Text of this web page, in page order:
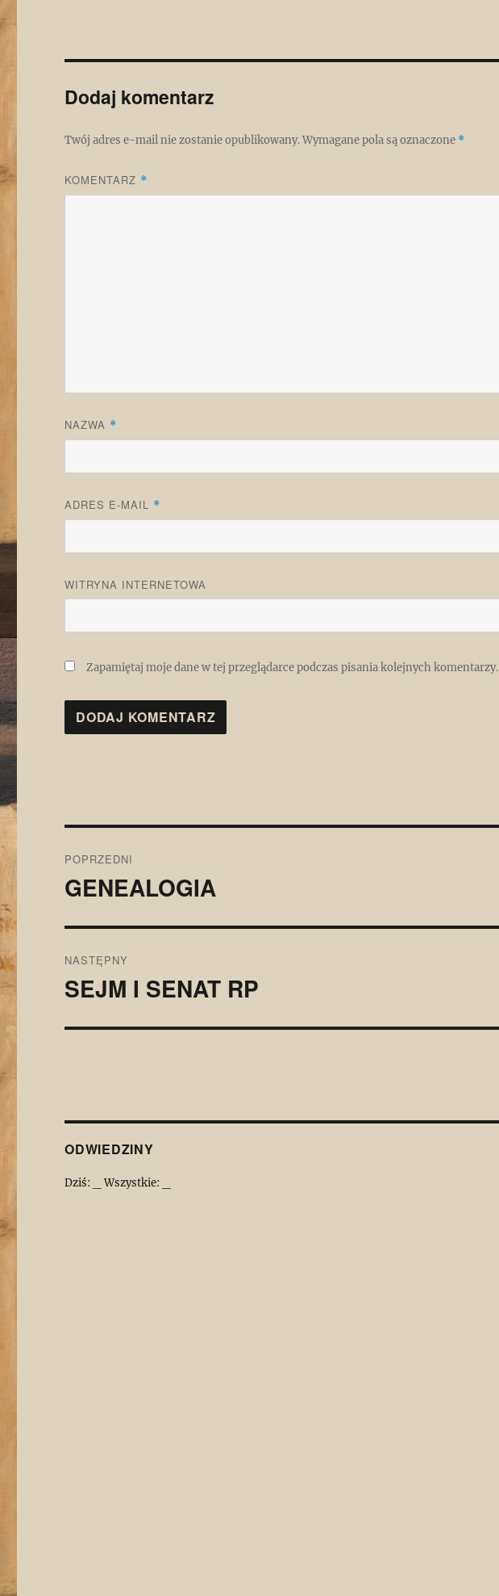
Dodaj komentarz
Twój adres e-mail nie zostanie opublikowany.Wymagane pola są oznaczone *
KOMENTARZ *
NAZWA *
ADRES E-MAIL *
WITRYNA INTERNETOWA
Zapamiętaj moje dane w tej przeglądarce podczas pisania kolejnych komentarzy.
wpisu
POPRZEDNI
Poprzedni
GENEALOGIA
NASTĘPNY
Następny
SEJM I SENAT RP
ODWIEDZINY
Dziś: Wszystkie: